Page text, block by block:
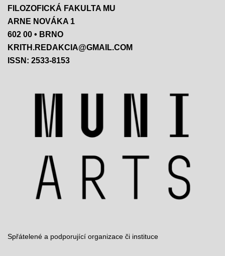
FILOZOFICKÁ FAKULTA MU
ARNE NOVÁKA 1
602 00 • BRNO
KRITH.REDAKCIA@GMAIL.COM
ISSN: 2533-8153
Spřátelené a podporující organizace či instituce